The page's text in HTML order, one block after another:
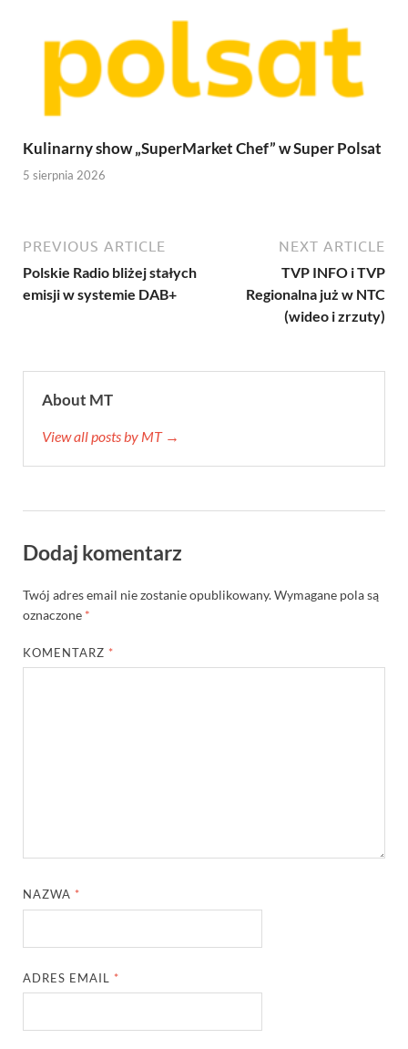
Kulinarny show „SuperMarket Chef” w Super Polsat
5 sierpnia 2026
PREVIOUS ARTICLE
Polskie Radio bliżej stałych
emisji w systemie DAB+
NEXT ARTICLE
TVP INFO i TVP
Regionalna już w NTC
(wideo i zrzuty)
About MT
View all posts by MT →
Dodaj komentarz
Twój adres email nie zostanie opublikowany.Wymagane pola są
oznaczone *
KOMENTARZ *
NAZWA *
ADRES EMAIL *